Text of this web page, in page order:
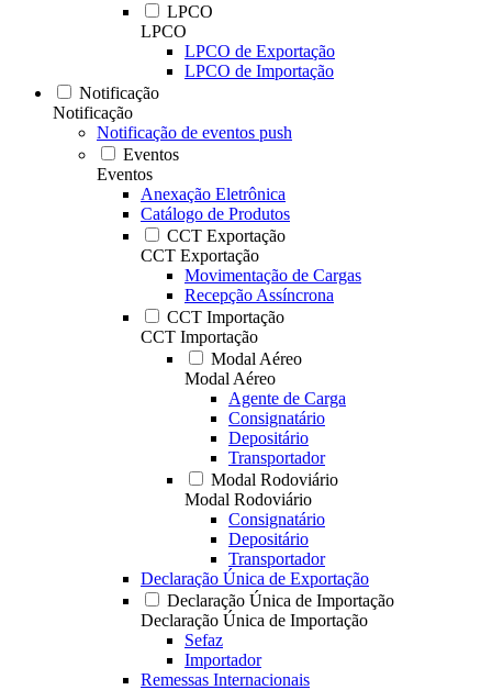
LPCO
LPCO
LPCO de Exportação
LPCO de Importação
Notificação
Notificação
Notificação de eventos push
Eventos
Eventos
Anexação Eletrônica
Catálogo de Produtos
CCT Exportação
CCT Exportação
Movimentação de Cargas
Recepção Assíncrona
CCT Importação
CCT Importação
Modal Aéreo
Modal Aéreo
Agente de Carga
Consignatário
Depositário
Transportador
Modal Rodoviário
Modal Rodoviário
Consignatário
Depositário
Transportador
Declaração Única de Exportação
Declaração Única de Importação
Declaração Única de Importação
Sefaz
Importador
Remessas Internacionais